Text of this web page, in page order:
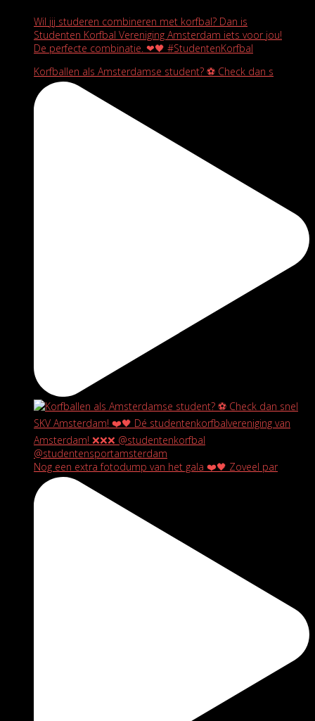
Wil jij studeren combineren met korfbal? Dan is
Studenten Korfbal Vereniging Amsterdam iets voor jou!
De perfecte combinatie. ❤🖤 #StudentenKorfbal
Korfballen als Amsterdamse student? ⚽️ Check dan s
Nog een extra fotodump van het gala ❤️🖤 Zoveel par